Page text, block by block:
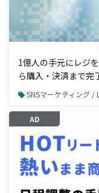
1億人の手元にレジ
ら購入・決済まで完
SNSマーケティング /
AD